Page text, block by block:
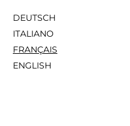
DEUTSCH
ITALIANO
FRANÇAIS
ENGLISH